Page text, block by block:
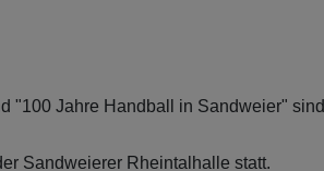
"100 Jahre Handball in Sandweier"
Sandweierer Rheintalhalle statt.